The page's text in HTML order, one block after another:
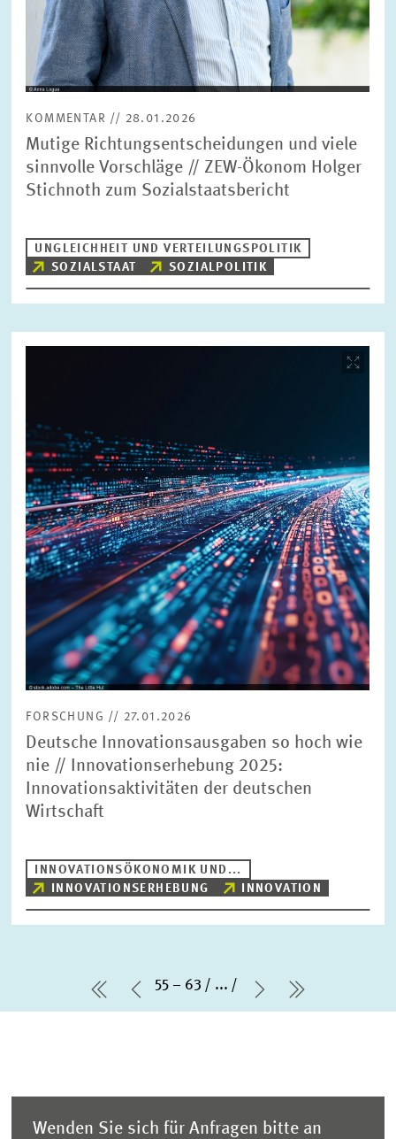
KOMMENTAR // 28.01.2026
Mutige Richtungsentscheidungen und viele
sinnvolle Vorschläge // ZEW-Ökonom Holger
Stichnoth zum Sozialstaatsbericht
UNGLEICHHEIT UND VERTEILUNGSPOLITIK
SOZIALSTAAT
SOZIALPOLITIK
FORSCHUNG // 27.01.2026
Deutsche Innovationsausgaben so hoch wie
nie // Innovationserhebung 2025:
Innovationsaktivitäten der deutschen
Wirtschaft
INNOVATIONSÖKONOMIK UND...
INNOVATIONSERHEBUNG
INNOVATION
erste Seite
Vorherige Seite
55 – 63 ...
Nächste Seite
letzte
Wenden Sie sich für Anfragen bitte an